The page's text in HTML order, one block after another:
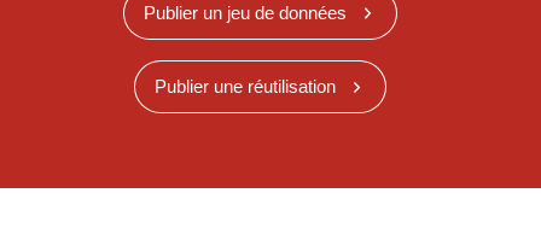
Publier un jeu de données
Publier une réutilisation